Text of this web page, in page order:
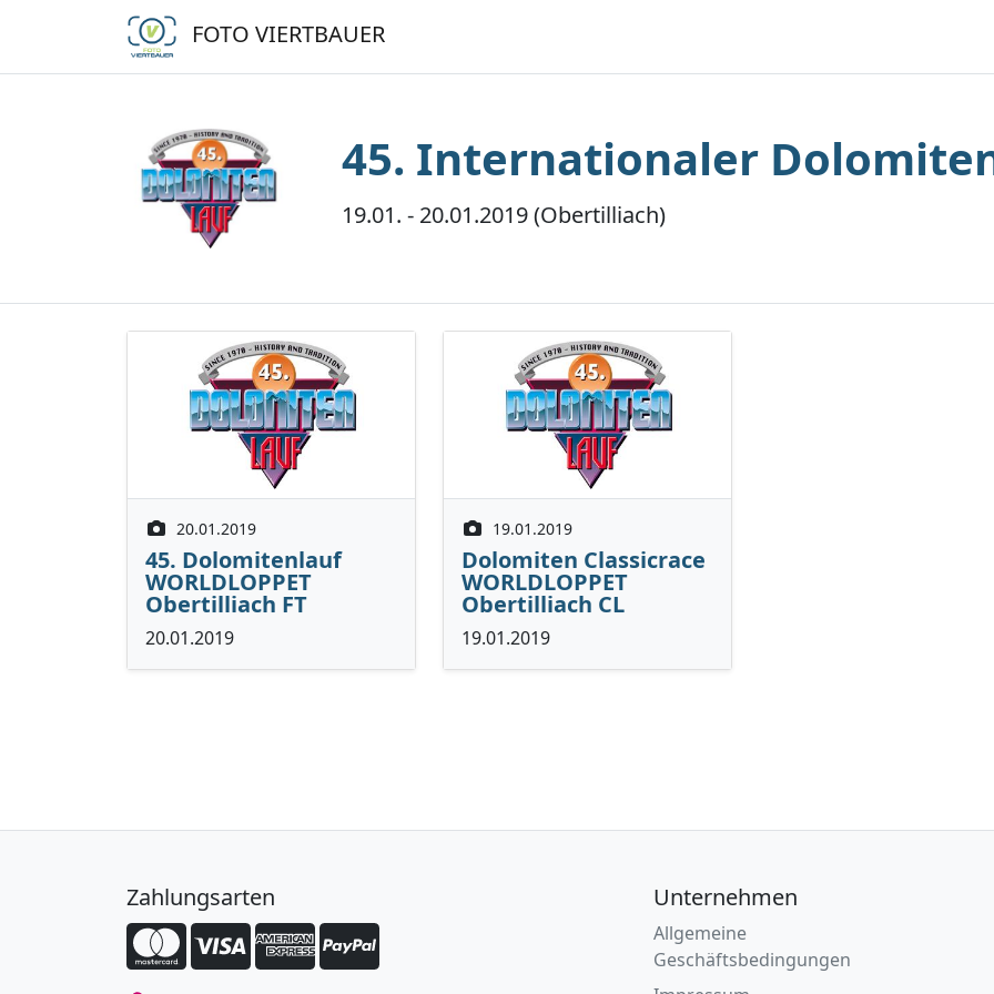
FOTO VIERTBAUER
45. Internationaler
19.01. - 20.01.2019 (Obertilliach)
20.01.2019
45. Dolomitenlauf
WORLDLOPPET
Obertilliach FT
20.01.2019
19.01.2019
Dolomiten Classicrace
WORLDLOPPET
Obertilliach CL
19.01.2019
Zahlungsarten Unternehmen
Allgemeine
Geschäftsbedingungen